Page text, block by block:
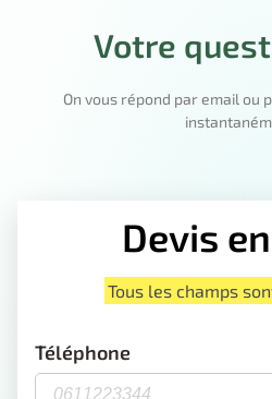
Votre
On vous répond par email ou
Devis
Tous les champs
Téléphone